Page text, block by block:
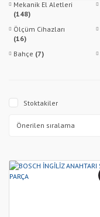
Mekanik El Aletleri
(148)
Ölçüm Cihazları
(16)
Bahçe (7)
Stoktakiler